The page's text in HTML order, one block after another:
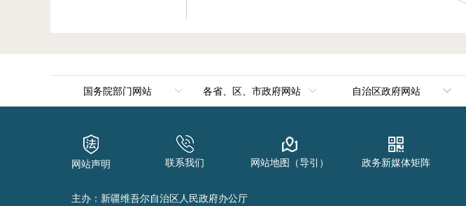
国务院部门网站
国家发展和改革委员会
各省、区、市政府网站
河北
自治区政府网站
政府直属机构
政府其他机构
网站声明 联系我们 网站地图（导引） 政务新媒体矩阵
主办：新疆维吾尔自治区人民政府办公厅